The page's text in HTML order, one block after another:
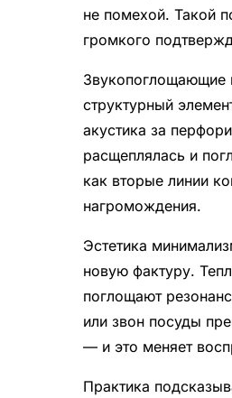
не помехой. Такой
громкого
Звукопоглощающие
структурный
акустика за
расщеплялась и
как вторые линии
нагромождения.
Эстетика
новую фактуру.
поглощают
или звон посуды
— и это меняет
Практика